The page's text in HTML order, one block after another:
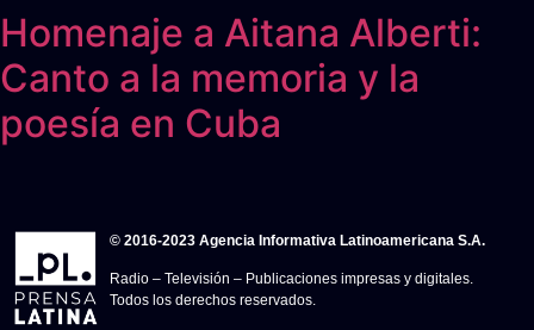
Homenaje a Aitana Alberti:
Canto a la memoria y la
poesía en Cuba
© 2016-2023 Agencia Informativa Latinoamericana S.A.
Radio – Televisión – Publicaciones impresas y digitales.
Todos los derechos reservados.